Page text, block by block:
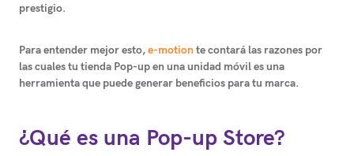
prestigio.
Para entender mejor esto,e-motionte contará las razones por
las cuales tu tienda Pop-up en una unidad móvil es una
herramienta que puede generar beneficios para tu marca.
¿Qué es una Pop-up Store?